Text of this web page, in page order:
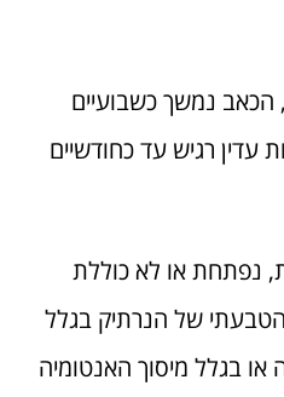
הכאב נמשך כשבועיים
עדין רגיש עד כחודשיים
נפתחת או לא כוללת
של הנרתיק בגלל
בגלל מיסוך האנטומיה